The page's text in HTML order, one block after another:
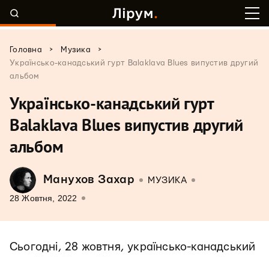
Головна > Музика
>
Українсько-канадський гурт Balaklava Blues випустив другий
альбом
Українсько-канадський гурт
Balaklava Blues випустив другий
альбом
Манухов Захар МУЗИКА
28 Жовтня, 2022
Сьогодні, 28 жовтня, українсько-канадський